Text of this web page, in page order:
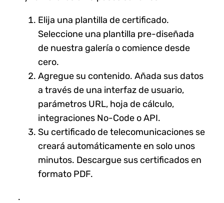
Elija una plantilla de certificado.
Seleccione una plantilla pre-diseñada
de nuestra galería o comience desde
cero.
Agregue su contenido. Añada sus datos
a través de una interfaz de usuario,
parámetros URL, hoja de cálculo,
integraciones No-Code o API.
Su certificado de telecomunicaciones se
creará automáticamente en solo unos
minutos. Descargue sus certificados en
formato PDF.
.